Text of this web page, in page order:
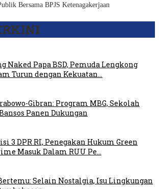
Naked Papa BSD, Pemuda Lengkong
Turun dengan Kekuatan…
Gibran: Program MBG, Sekolah
Panen Dukungan
3 DPR RI, Penegakan Hukum Green
Masuk Dalam RUU Pe…
Selain Nostalgia, Isu Lingkungan